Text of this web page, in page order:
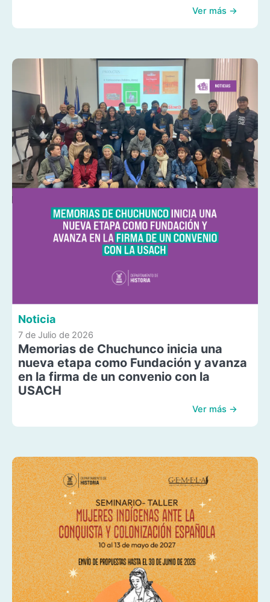
Ver más →
Noticia
7 de Julio de 2026
Memorias de Chuchunco inicia una
nueva etapa como Fundación y avanza
en la firma de un convenio con la
USACH
Ver más →